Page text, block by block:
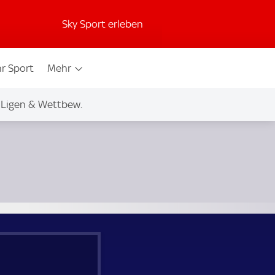
Sky Sport erleben
Sport Mehr
Ligen & Wettbew.